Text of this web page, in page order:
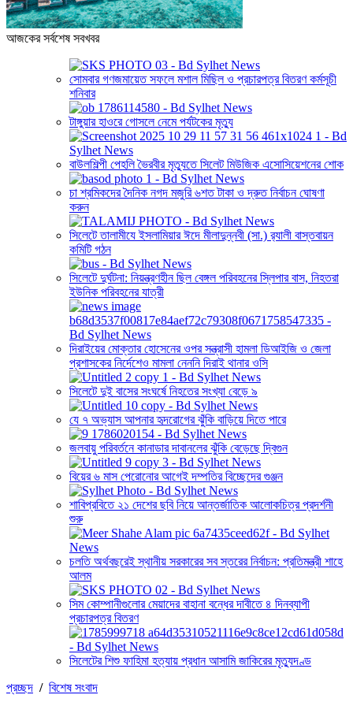
আজকের সর্বশেষ সবখবর
সোমবার গণজমায়েত সফলে মশাল মিছিল ও প্রচারপত্র বিতরণ কর্মসূচী
শনিবার
টাঙ্গুয়ার হাওরে গোসলে নেমে পর্যটকের মৃত্যু
বাউলশিল্পী পেহলি ভৈরবীর মৃত্যুতে সিলেট মিউজিক এসোসিয়েশনের শোক
চা শ্রমিকদের দৈনিক নগদ মজুরি ৬শত টাকা ও দ্রুত নির্বাচন ঘোষণা
করুন
সিলেটে তালামীযে ইসলামিয়ার ঈদে মীলাদুন্নবী (সা.) র‌্যালী বাস্তবায়ন
কমিটি গঠন
সিলেটে দুর্ঘটনা: নিয়ন্ত্রণহীন ছিল বেঙ্গল পরিবহনের স্লিপার বাস, নিহতরা
ইউনিক পরিবহনের যাত্রী
দিরাইয়ের মোক্তার হোসেনের ওপর সন্ত্রাসী হামলা ডিআইজি ও জেলা
প্রশাসকের নির্দেশেও মামলা নেননি দিরাই থানার ওসি
সিলেটে দুই বাসের সংঘর্ষে নিহতের সংখ্যা বেড়ে ৯
যে ৭ অভ্যাস আপনার হৃদরোগের ঝুঁকি বাড়িয়ে দিতে পারে
জলবায়ু পরিবর্তনে কানাডার দাবানলের ঝুঁকি বেড়েছে দ্বিগুন
বিয়ের ৬ মাস পেরোনোর আগেই দম্পতির বিচ্ছেদের গুঞ্জন
শাবিপ্রবিতে ২১ দেশের ছবি নিয়ে আন্তর্জাতিক আলোকচিত্র প্রদর্শনী
শুরু
চলতি অর্থবছরেই স্থানীয় সরকারের সব স্তরের নির্বাচন: প্রতিমন্ত্রী শাহে
আলম
সিম কোম্পানীগুলোর মেয়াদের বাহানা বন্ধের দাবীতে ৪ দিনব্যাপী
প্রচারপত্র বিতরণ
সিলেটের শিশু ফাহিমা হত্যায় প্রধান আসামি জাকিরের মৃত্যুদণ্ড
প্রচ্ছদ / বিশেষ সংবাদ